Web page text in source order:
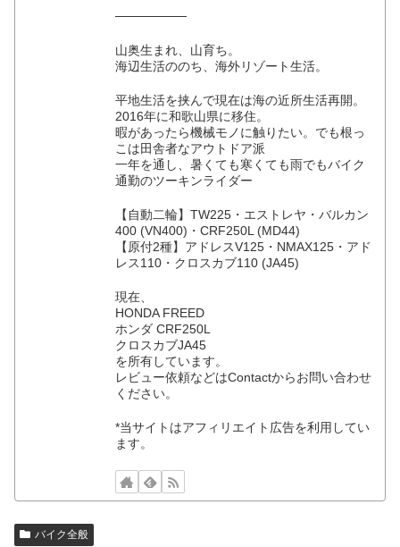
────────
山奥生まれ、山育ち。
海辺生活ののち、海外リゾート生活。
平地生活を挟んで現在は海の近所生活再開。
2016年に和歌山県に移住。
暇があったら機械モノに触りたい。でも根っ
こは田舎者なアウトドア派
一年を通し、暑くても寒くても雨でもバイク
通勤のツーキンライダー
【自動二輪】TW225・エストレヤ・バルカン
400 (VN400)・CRF250L (MD44)
【原付2種】アドレスV125・NMAX125・アド
レス110・クロスカブ110 (JA45)
現在、
HONDA FREED
ホンダ CRF250L
クロスカブJA45
を所有しています。
レビュー依頼などはContactからお問い合わせ
ください。
*当サイトはアフィリエイト広告を利用してい
ます。
バイク全般